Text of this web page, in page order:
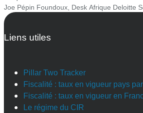
Joe Pépin Foundoux Desk Afrique Deloitte
Liens utiles
Pillar Two Tracker
Fiscalité : taux en vigueur pays
Fiscalité : taux en vigueur en
Le régime du CIR